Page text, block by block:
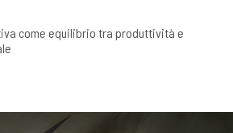
come equilibrio tra produttività e